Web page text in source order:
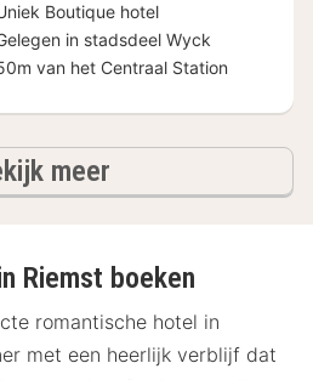
Boutique hotel
in stadsdeel Wyck
van het Centraal Station
meerhotels
Riemst boeken
romantische hotel in
met een heerlijk verblijf dat